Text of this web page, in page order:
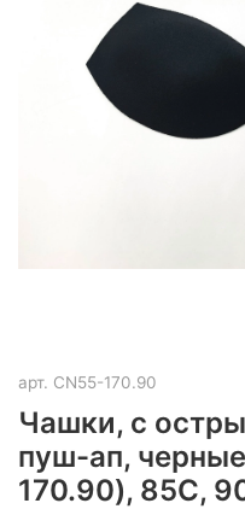
арт. CN55-170.90
Чашки, с
пуш-ап,
170.90), 85С,